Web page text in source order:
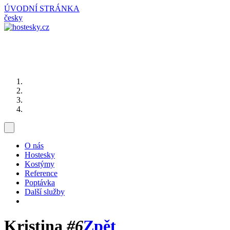
ÚVODNÍ STRÁNKA
česky
O nás
Hostesky
Kostýmy
Reference
Poptávka
Další služby
Kristina #6Zpět